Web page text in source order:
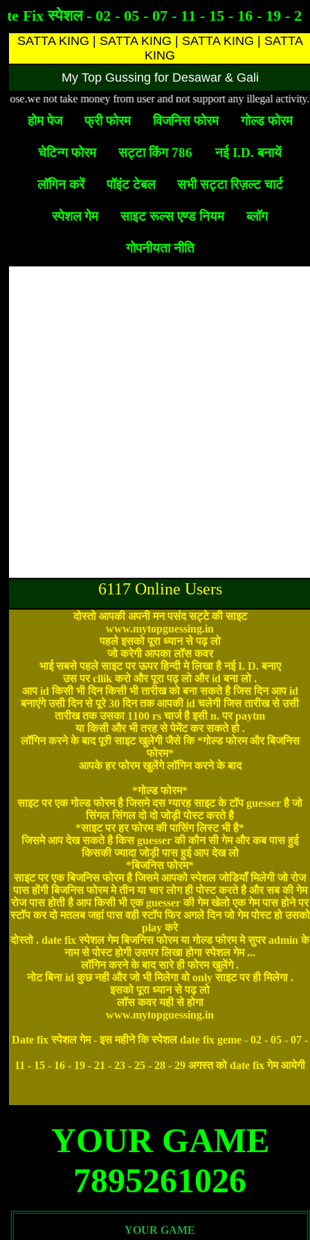
Fix स्पेशल - 02 - 05 - 07 - 11 - 15 - 16 - 19 - 21 -
SATTA KING | SATTA KING | SATTA KING | SATTA
KING
My Top Gussing for Desawar & Gali
not take money from user and not support any illegal
होम पेज फ्री फोरम विजनिस फोरम गोल्ड फोरम
चेटिन्ग फोरम सट्टा किंग 786 नई I.D. बनायें
लॉगिन करें पॉइंट टेबल सभी सट्टा रिज़ल्ट चार्ट
स्पेशल गेम साइट रूल्स एण्ड नियम ब्लॉग
गोपनीयता नीति
6117 Online Users
दोस्तो आपकी अपनी मन पसंद सट्टे की साइट
www.mytopguessing.in
पहले इसको पूरा ध्यान से पढ़ लो
जो करेगी आपका लॉस कवर
भाई सबसे पहले साइट पर ऊपर हिन्दी मे लिखा है नई I. D. बनाए
उस पर cllik करो और पूरा पढ़ लो और id बना लो .
आप id किसी भी दिन किसी भी तारीख को बना सकते है जिस दिन आप id
बनाएंगे उसी दिन से पूरे 30 दिन तक आपकी id चलेगी जिस तारीख से उसी
तारीख तक उसका 1100 rs चार्ज है इसी n. पर paytm
या किसी और भी तरह से पेमेंट कर सकते हो .
लॉगिन करने के बाद पूरी साइट खुलेगी जैसे कि *गोल्ड फोरम और बिजनिस
फोरम*
आपके हर फोरम खुलेंगे लॉगिन करने के बाद
*गोल्ड फोरम*
साइट पर एक गोल्ड फोरम है जिसमे दस ग्यारह साइट के टॉप guesser है जो
सिंगल सिंगल दो दो जोड़ी पोस्ट करते है
*साइट पर हर फोरम की पासिंग लिस्ट भी है*
जिसमे आप देख सकते है किस guesser की कौन सी गेम और कब पास हुई
किसकी ज्यादा जोड़ी पास हुई आप देख लो
*बिजनिस फोरम*
साइट पर एक बिजनिस फोरम है जिसमे आपको स्पेशल जोडियाँ मिलेगी जो रोज
पास होंगी बिजनिस फोरम मे तीन या चार लोग ही पोस्ट करते है और सब की गेम
रोज पास होती है आप किसी भी एक guesser की गेम खेलो एक गेम पास होने पर
स्टॉप कर दो मतलब जहां पास वही स्टॉप फिर अगले दिन जो गेम पोस्ट हो उसको
play करे
दोस्तो . date fix स्पेशल गेम बिजनिस फोरम या गोल्ड फोरम मे सुपर admin के
नाम से पोस्ट होगी उसपर लिखा होगा स्पेशल गेम ...
लॉगिन करने के बाद सारे ही फोरम खुलेंगे .
नोट बिना id कुछ नही और जो भी मिलेगा वो only साइट पर ही मिलेगा .
इसको पूरा ध्यान से पढ़ लो
लॉस कवर यही से होगा
www.mytopguessing.in
Date fix स्पेशल गेम - इस महीने कि स्पेशल date fix geme - 02 - 05 - 07 -
11 - 15 - 16 - 19 - 21 - 23 - 25 - 28 - 29 अगस्त को date fix गेम आयेगी
YOUR GAME
7895261026
YOUR GAME